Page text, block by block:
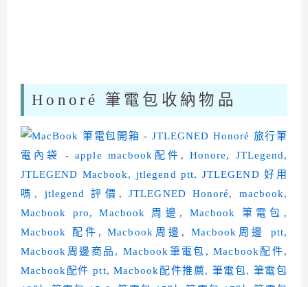
Honoré 筆電包收納物品